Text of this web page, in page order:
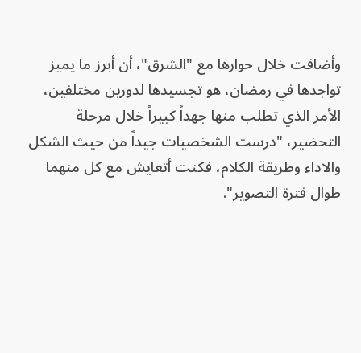
وأضافت خلال حوارها مع "الشرق"، أن أبرز ما يميز
تواجدها في رمضان، هو تجسيدها لدورين مختلفين،
الأمر الذي تطلب منها جهداً كبيراً خلال مرحلة
التحضير، "درست الشخصيات جيداً من حيث الشكل
والاداء وطريقة الكلام، فكنت أتعايش مع كل منهما
طوال فترة التصوير".